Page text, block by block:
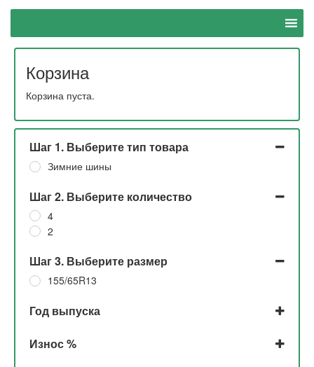
Корзина
Корзина пуста.
Шаг 1. Выберите тип товара
Зимние шины
Шаг 2. Выберите количество
4
2
Шаг 3. Выберите размер
155/65R13
Год выпуска
2022
Износ %